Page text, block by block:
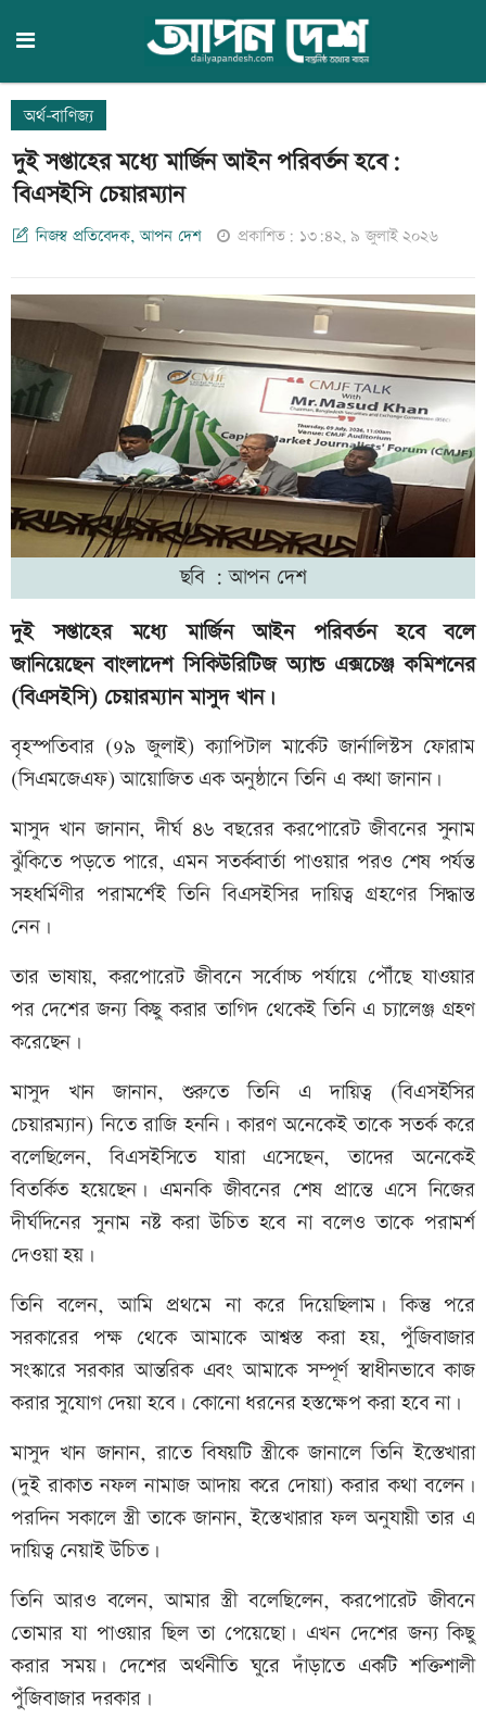
অর্থ-বাণিজ্য
দুই সপ্তাহের মধ্যে মার্জিন আইন পরিবর্তন হবে:
বিএসইসি চেয়ারম্যান
নিজস্ব প্রতিবেদক, আপন দেশ প্রকাশিত: ১৩:৪২, ৯ জুলাই ২০২৬
ছবি : আপন দেশ
দুই সপ্তাহের মধ্যে মার্জিন আইন পরিবর্তন হবে বলে
জানিয়েছেন বাংলাদেশ সিকিউরিটিজ অ্যান্ড এক্সচেঞ্জ কমিশনের
(বিএসইসি) চেয়ারম্যান মাসুদ খান।
বৃহস্পতিবার (9৯ জুলাই) ক্যাপিটাল মার্কেট জার্নালিস্টস ফোরাম
(সিএমজেএফ) আয়োজিত এক অনুষ্ঠানে তিনি এ কথা জানান।
মাসুদ খান জানান, দীর্ঘ ৪৬ বছরের করপোরেট জীবনের সুনাম
ঝুঁকিতে পড়তে পারে, এমন সতর্কবার্তা পাওয়ার পরও শেষ পর্যন্ত
সহধর্মিণীর পরামর্শেই তিনি বিএসইসির দায়িত্ব গ্রহণের সিদ্ধান্ত
নেন।
তার ভাষায়, করপোরেট জীবনে সর্বোচ্চ পর্যায়ে পৌঁছে যাওয়ার
পর দেশের জন্য কিছু করার তাগিদ থেকেই তিনি এ চ্যালেঞ্জ গ্রহণ
করেছেন।
মাসুদ খান জানান, শুরুতে তিনি এ দায়িত্ব (বিএসইসির
চেয়ারম্যান) নিতে রাজি হননি। কারণ অনেকেই তাকে সতর্ক করে
বলেছিলেন, বিএসইসিতে যারা এসেছেন, তাদের অনেকেই
বিতর্কিত হয়েছেন। এমনকি জীবনের শেষ প্রান্তে এসে নিজের
দীর্ঘদিনের সুনাম নষ্ট করা উচিত হবে না বলেও তাকে পরামর্শ
দেওয়া হয়।
তিনি বলেন, আমি প্রথমে না করে দিয়েছিলাম। কিন্তু পরে
সরকারের পক্ষ থেকে আমাকে আশ্বস্ত করা হয়, পুঁজিবাজার
সংস্কারে সরকার আন্তরিক এবং আমাকে সম্পূর্ণ স্বাধীনভাবে কাজ
করার সুযোগ দেয়া হবে। কোনো ধরনের হস্তক্ষেপ করা হবে না।
মাসুদ খান জানান, রাতে বিষয়টি স্ত্রীকে জানালে তিনি ইস্তেখারা
(দুই রাকাত নফল নামাজ আদায় করে দোয়া) করার কথা বলেন।
পরদিন সকালে স্ত্রী তাকে জানান, ইস্তেখারার ফল অনুযায়ী তার এ
দায়িত্ব নেয়াই উচিত।
তিনি আরও বলেন, আমার স্ত্রী বলেছিলেন, করপোরেট জীবনে
তোমার যা পাওয়ার ছিল তা পেয়েছো। এখন দেশের জন্য কিছু
করার সময়। দেশের অর্থনীতি ঘুরে দাঁড়াতে একটি শক্তিশালী
পুঁজিবাজার দরকার।